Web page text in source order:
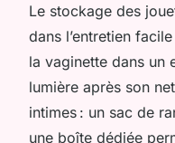
Le stockage des
dans l’entretien
la vaginette dans un
lumière après son
intimes : un sac de
une boîte dédiée